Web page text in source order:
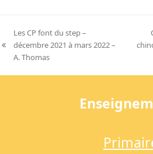
previous
post:
Les CP font du step –
décembre 2021 à mars 2022 –
A. Thomas
next